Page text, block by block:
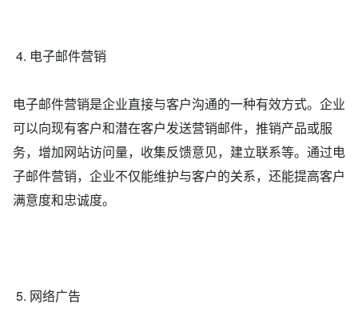
4. 电子邮件营销
电子邮件营销是企业直接与客户沟通的一种有效方式。企业
可以向现有客户和潜在客户发送营销邮件，推销产品或服
务，增加网站访问量，收集反馈意见，建立联系等。通过电
子邮件营销，企业不仅能维护与客户的关系，还能提高客户
满意度和忠诚度。
5. 网络广告